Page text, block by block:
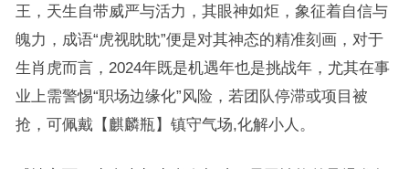
王，天生自带威严与活力，其眼神如炬，象征着自信与
魄力，成语“虎视眈眈”便是对其神态的精准刻画，对于
生肖虎而言，2024年既是机遇年也是挑战年，尤其在事
业上需警惕“职场边缘化”风险，若团队停滞或项目被
抢，可佩戴【麒麟瓶】镇守气场,化解小人。